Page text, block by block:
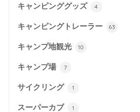
キャンピンググッズ 4
キャンピングトレーラー 63
キャンプ地観光 10
キャンプ場 7
サイクリング 1
スーパーカブ 1